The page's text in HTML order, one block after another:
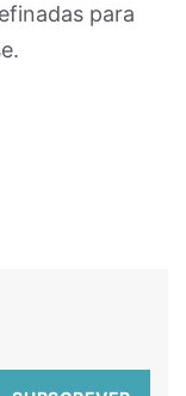
para